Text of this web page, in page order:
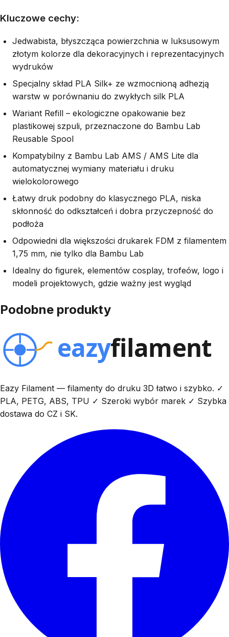
Kluczowe cechy:
Jedwabista, błyszcząca powierzchnia w luksusowym
złotym kolorze dla dekoracyjnych i reprezentacyjnych
wydruków
Specjalny skład PLA Silk+ ze wzmocnioną adhezją
warstw w porównaniu do zwykłych silk PLA
Wariant Refill – ekologiczne opakowanie bez
plastikowej szpuli, przeznaczone do Bambu Lab
Reusable Spool
Kompatybilny z Bambu Lab AMS / AMS Lite dla
automatycznej wymiany materiału i druku
wielokolorowego
Łatwy druk podobny do klasycznego PLA, niska
skłonność do odkształceń i dobra przyczepność do
podłoża
Odpowiedni dla większości drukarek FDM z filamentem
1,75 mm, nie tylko dla Bambu Lab
Idealny do figurek, elementów cosplay, trofeów, logo i
modeli projektowych, gdzie ważny jest wygląd
Podobne produkty
Eazy Filament — filamenty do druku 3D łatwo i szybko. ✓
PLA, PETG, ABS, TPU ✓ Szeroki wybór marek ✓ Szybka
dostawa do CZ i SK.